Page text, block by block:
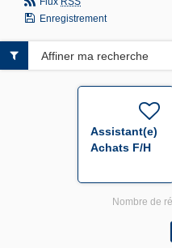
Enregistrement
Assistant(e)
Achats F/H
Affiner ma recherche
Nombre de